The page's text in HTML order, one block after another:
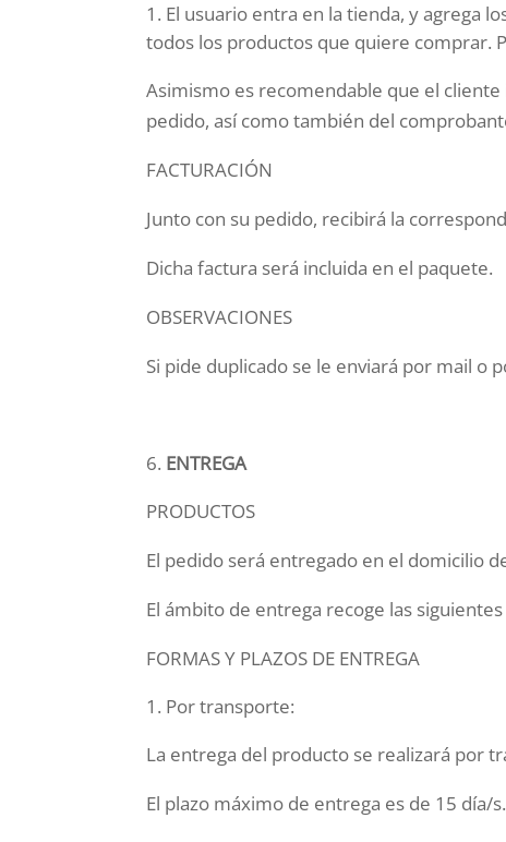
El usuario entra en la tienda, y agrega
todos los productos que quiere comprar.
Asimismo es recomendable que el
pedido, así como también del
FACTURACIÓN
Junto con su pedido, recibirá la
Dicha factura será incluida en el paquete.
OBSERVACIONES
Si pide duplicado se le enviará por mail o
ENTREGA
PRODUCTOS
El pedido será entregado en el domicilio
El ámbito de entrega recoge las
FORMAS Y PLAZOS DE ENTREGA
Por transporte:
La entrega del producto se realizará por
El plazo máximo de entrega es de 15 día/s.